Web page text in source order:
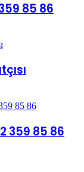
85 86
359 85 86